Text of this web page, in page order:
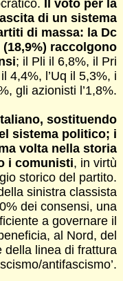
Il voto per la
di un sistema
di massa: la Dc
(18,9%) raccolgono
; il Pli il 6,8%, il Pri
4,4%, l’Uq il 5,3%, i
gli azionisti l’1,8%.
sostituendo
sistema politico; i
volta nella storia
i comunisti, in virtù
storico del partito.
sinistra classista
dei consensi, una
a governare il
al Nord, del
della linea di frattura
antifascismo’.